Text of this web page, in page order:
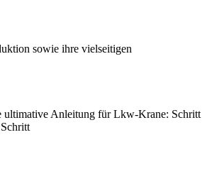
sowie ihre vielseitigen
ultimative Anleitung für Lkw-Krane: Schritt